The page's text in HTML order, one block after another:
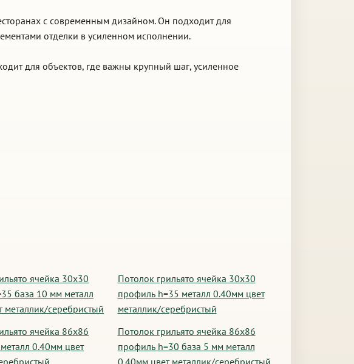
с современным дизайном. Он подходит для
отделки в усиленном исполнении.
для объектов, где важны крупный шаг, усиленное
ячейка 30х30
база 10 мм металл
металлик/серебристый
Потолок грильято ячейка 30х30
профиль h=35 металл 0.40мм цвет
металлик/серебристый
ячейка 86х86
0.40мм цвет
Потолок грильято ячейка 86х86
профиль h=30 база 5 мм металл
0.40мм цвет металлик/серебристый